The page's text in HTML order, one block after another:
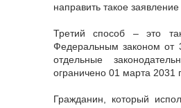
направить такое
Третий способ – это
Федеральным законом
отдельные
ограничено 01 марта 2031
Гражданин, который